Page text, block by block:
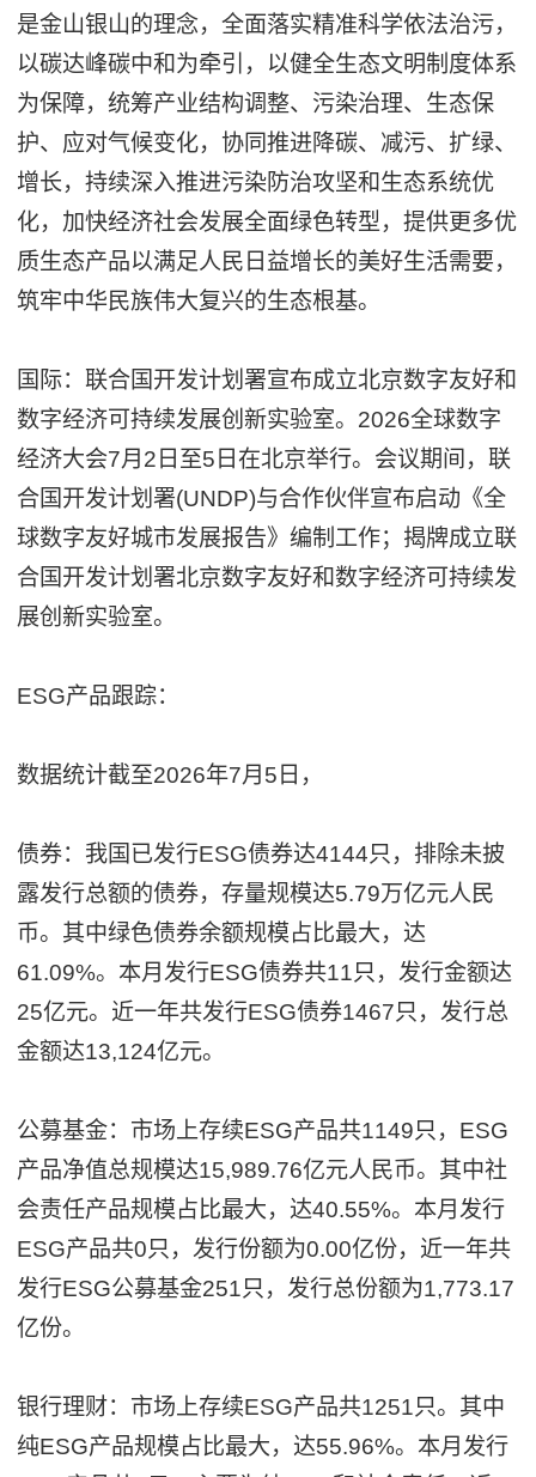
是金山银山的理念，全面落实精准科学依法治污，
以碳达峰碳中和为牵引，以健全生态文明制度体系
为保障，统筹产业结构调整、污染治理、生态保
护、应对气候变化，协同推进降碳、减污、扩绿、
增长，持续深入推进污染防治攻坚和生态系统优
化，加快经济社会发展全面绿色转型，提供更多优
质生态产品以满足人民日益增长的美好生活需要，
筑牢中华民族伟大复兴的生态根基。
国际：联合国开发计划署宣布成立北京数字友好和
数字经济可持续发展创新实验室。2026全球数字
经济大会7月2日至5日在北京举行。会议期间，联
合国开发计划署(UNDP)与合作伙伴宣布启动《全
球数字友好城市发展报告》编制工作；揭牌成立联
合国开发计划署北京数字友好和数字经济可持续发
展创新实验室。
ESG产品跟踪：
数据统计截至2026年7月5日，
债券：我国已发行ESG债券达4144只，排除未披
露发行总额的债券，存量规模达5.79万亿元人民
币。其中绿色债券余额规模占比最大，达
61.09%。本月发行ESG债券共11只，发行金额达
25亿元。近一年共发行ESG债券1467只，发行总
金额达13,124亿元。
公募基金：市场上存续ESG产品共1149只，ESG
产品净值总规模达15,989.76亿元人民币。其中社
会责任产品规模占比最大，达40.55%。本月发行
ESG产品共0只，发行份额为0.00亿份，近一年共
发行ESG公募基金251只，发行总份额为1,773.17
亿份。
银行理财：市场上存续ESG产品共1251只。其中
纯ESG产品规模占比最大，达55.96%。本月发行